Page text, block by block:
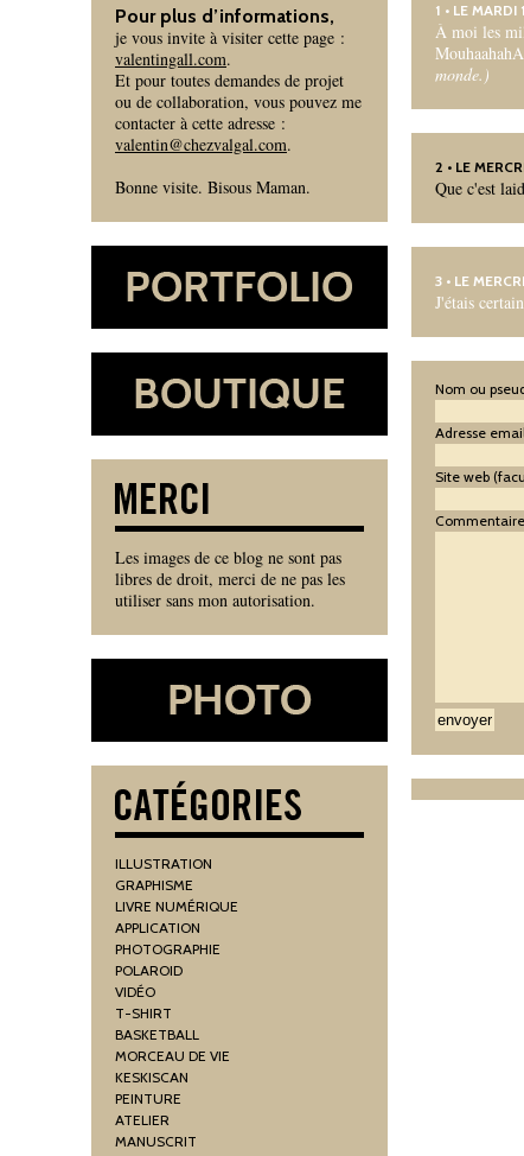
1 • LE
À moi les
monde.)
2 • LE
Que c'est
3 • LE
J'étais
Nom ou
Adresse
Site web
Pour plus d’informations,
je vous invite à visiter cette page :
valentingall.com.
Et pour toutes demandes de projet
ou de collaboration, vous pouvez me
contacter à cette adresse :
valentin@chezvalgal.com.
Bonne visite. Bisous Maman.
Les images de ce blog ne sont pas
libres de droit, merci de ne pas les
utiliser sans mon autorisation.
ILLUSTRATION
GRAPHISME
LIVRE NUMÉRIQUE
APPLICATION
PHOTOGRAPHIE
POLAROID
VIDÉO
T-SHIRT
BASKETBALL
MORCEAU DE VIE
KESKISCAN
PEINTURE
ATELIER
MANUSCRIT